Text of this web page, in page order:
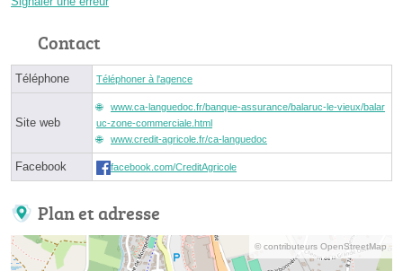
Contact
Téléphone Téléphoner à l'agence
Site web
www.ca-languedoc.fr/banque-assurance/balaruc-le-vieux/balar
uc-zone-commerciale.html
www.credit-agricole.fr/ca-languedoc
Facebook facebook.com/CreditAgricole
Plan et adresse
© contributeurs OpenStreetMap